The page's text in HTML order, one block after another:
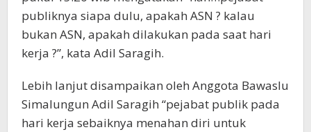
publiknya siapa dulu, apakah ASN ? kalau
bukan ASN, apakah dilakukan pada saat hari
kerja ?”, kata Adil Saragih.
Lebih lanjut disampaikan oleh Anggota Bawaslu
Simalungun Adil Saragih “pejabat publik pada
hari kerja sebaiknya menahan diri untuk